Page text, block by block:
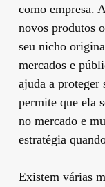
como empresa.
novos produtos
seu nicho
mercados e
ajuda a proteger
permite que ela
no mercado e
estratégia
Existem várias